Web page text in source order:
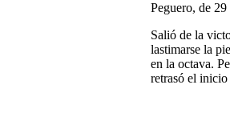
Peguero, de
Salió de la
lastimarse la
en la octava.
retrasó el inicio